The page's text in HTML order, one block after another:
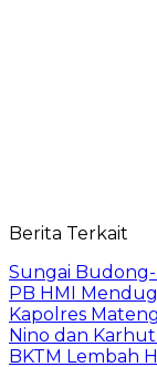
Berita Terkait
Sungai
PB HMI
Kapolres
Nino dan
BKTM Lembah